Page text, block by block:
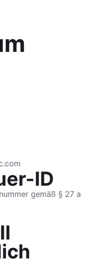
ID
gemäß § 27 a